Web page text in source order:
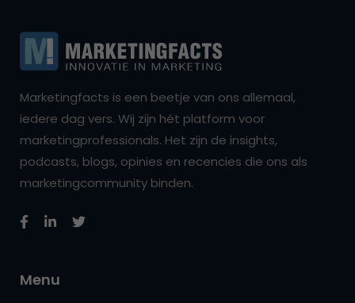
Marketingfacts is een beetje van ons allemaal,
iedere dag vers. Wij zijn hét platform voor
marketingprofessionals. Het zijn de insights,
podcasts, blogs, opinies en recencies die ons als
marketingcommunity binden.
Menu